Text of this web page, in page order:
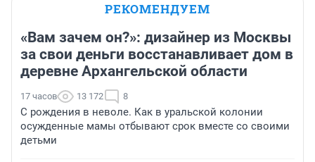
РЕКОМЕНДУЕМ
«Вам зачем он?»: дизайнер из Москвы
за свои деньги восстанавливает дом в
деревне Архангельской области
17 часов 13 172 8
С рождения в неволе. Как в уральской колонии
осужденные мамы отбывают срок вместе со своими
детьми